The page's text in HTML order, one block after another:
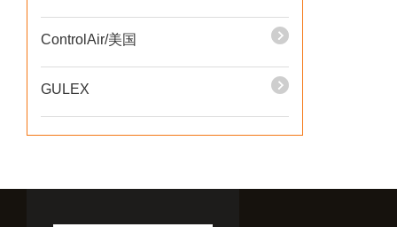
ControlAir/美国
GULEX